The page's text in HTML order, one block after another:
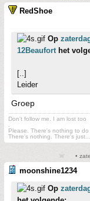
RedShoe
Op
12Beauforthet
[..]
Leider
Groep
Don't follow me. I am lost too
Please. There's nothing to do
There's nothing. There's
•
moonshine1234
Op